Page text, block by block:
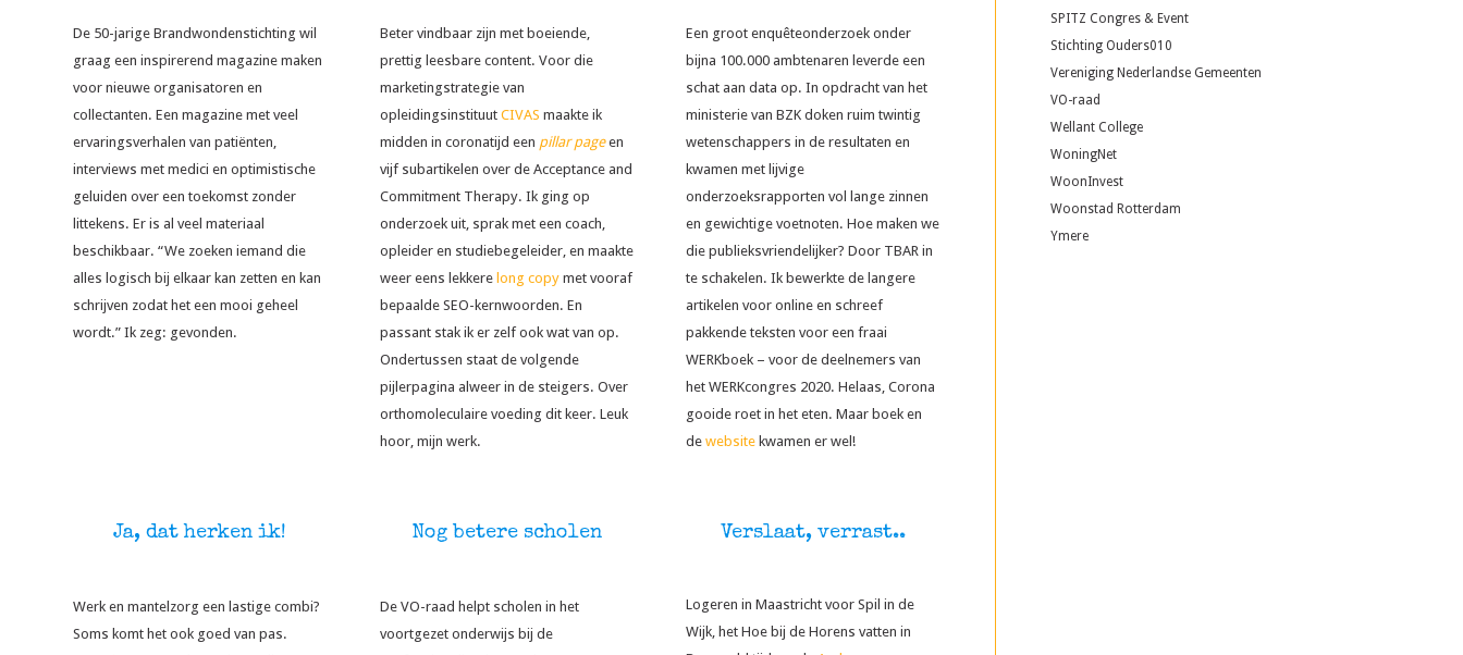
De 50-jarige Brandwondenstichting wil
graag een inspirerend magazine maken
voor nieuwe organisatoren en
collectanten. Een magazine met veel
ervaringsverhalen van patiënten,
interviews met medici en optimistische
geluiden over een toekomst zonder
littekens. Er is al veel materiaal
beschikbaar. “We zoeken iemand die
alles logisch bij elkaar kan zetten en kan
schrijven zodat het een mooi geheel
wordt.” Ik zeg: gevonden.
Beter vindbaar zijn met boeiende,
prettig leesbare content. Voor die
marketingstrategie van
opleidingsinstituut CIVAS maakte ik
midden in coronatijd een pillar pageen
vijf subartikelen over de Acceptance and
Commitment Therapy. Ik ging op
onderzoek uit, sprak met een coach,
opleider en studiebegeleider, en maakte
weer eens lekkere long copymet vooraf
bepaalde SEO-kernwoorden. En
passant stak ik er zelf ook wat van op.
Ondertussen staat de volgende
pijlerpagina alweer in de steigers. Over
orthomoleculaire voeding dit keer. Leuk
hoor, mijn werk.
Een groot enquêteonderzoek onder
bijna 100.000 ambtenaren leverde een
schat aan data op. In opdracht van het
ministerie van BZK doken ruim twintig
wetenschappers in de resultaten en
kwamen met lijvige
onderzoeksrapporten vol lange zinnen
en gewichtige voetnoten. Hoe maken we
die publieksvriendelijker? Door TBAR in
te schakelen. Ik bewerkte de langere
artikelen voor online en schreef
pakkende teksten voor een fraai
WERKboek – voor de deelnemers van
het WERKcongres 2020. Helaas, Corona
gooide roet in het eten. Maar boek en
dewebsite kwamen er wel!
Ja, dat herken ik!
Werk en mantelzorg een lastige combi?
Soms komt het ook goed van pas.
Nog betere scholen
De VO-raad helpt scholen in het
voortgezet onderwijs bij de
Verslaat, verrast..
Logeren in Maastricht voor Spil in de
Wijk, het Hoe bij de Horens vatten in
SPITZ Congres & Event
Stichting Ouders010
Vereniging Nederlandse Gemeenten
VO-raad
Wellant College
WoningNet
WoonInvest
Woonstad Rotterdam
Ymere